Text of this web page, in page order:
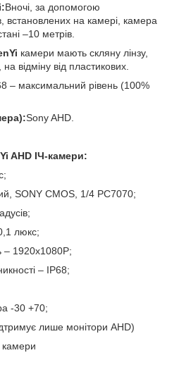
Вночі, за допомогою
встановлених на камері, камера
–10 метрів.
камери мають скляну лінзу,
відміну від пластикових.
– максимальний рівень (100%
Sony AHD.
AHD ІЧ-камери:
SONY CMOS, 1/4 PC7070;
люкс;
– 1920x1080P;
– IP68;
-30 +70;
лише монітори AHD)
камери